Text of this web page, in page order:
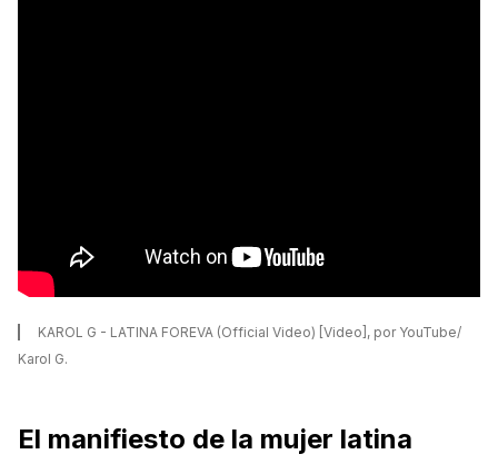
KAROL G - LATINA FOREVA (Official Video) [Video], por YouTube/
Karol G.
El manifiesto de la mujer latina